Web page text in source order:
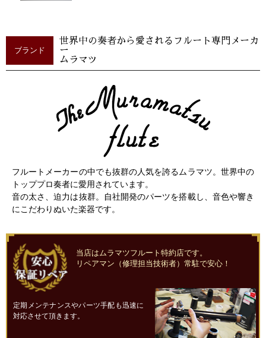
ブランド
世界中の奏者から愛されるフルート専門メーカ
ー
ムラマツ
フルートメーカーの中でも抜群の人気を誇るムラマツ。世界中の
トッププロ奏者に愛用されています。
音の太さ、迫力は抜群。自社開発のパーツを搭載し、音色や響き
にこだわりぬいた楽器です。
当店はムラマツフルート特約店です。
リペアマン（修理担当技術者）常駐で安心！
定期メンテナンスやパーツ手配も迅速に
対応させて頂きます。